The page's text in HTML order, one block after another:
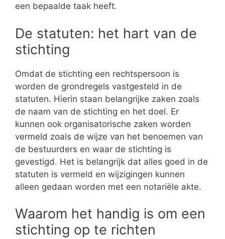
een bepaalde taak heeft.
De statuten: het hart van de
stichting
Omdat de stichting een rechtspersoon is
worden de grondregels vastgesteld in de
statuten. Hierin staan belangrijke zaken zoals
de naam van de stichting en het doel. Er
kunnen ook organisatorische zaken worden
vermeld zoals de wijze van het benoemen van
de bestuurders en waar de stichting is
gevestigd. Het is belangrijk dat alles goed in de
statuten is vermeld en wijzigingen kunnen
alleen gedaan worden met een notariële akte.
Waarom het handig is om een
stichting op te richten